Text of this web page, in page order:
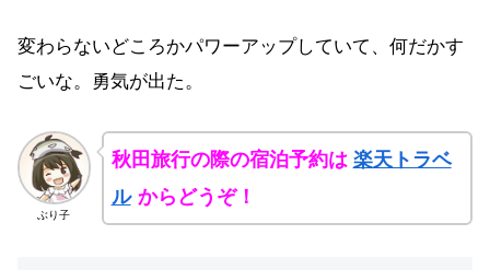
変わらないどころかパワーアップしていて、何だかす
ごいな。勇気が出た。
ぶり子
秋田旅行の際の宿泊予約は 楽天トラベ
ル からどうぞ！